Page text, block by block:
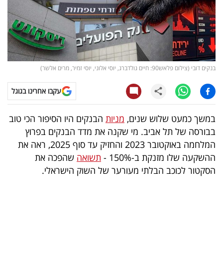
עסקית
קריפטו
ויראלי
עסקי
ספורט
קריירה
ולימודים
מינויים
בנקים דובי (צילום פלאש90: חיים גולדברג, יוסי אלוני, יוסי זמיר, מרים אלשר)
עקבו אחרינו בגוגל
במשך כמעט שלוש שנים, מניות הבנקים היו הסיפור הכי טוב
בבורסה של תל אביב. מי שקנה את מדד הבנקים בפרוץ
המלחמה באוקטובר 2023 והחזיק עד סוף 2025, ראה את
ההשקעה שלו מזנקת ב-150% -
תשואה שהפכה את
הסקטור לכוכב הבלתי מעורער של השוק הישראלי.